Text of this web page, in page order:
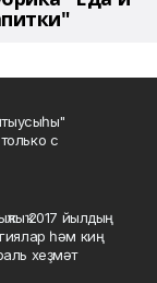
с
2017 йылдың
һәм киң
хеҙмәт